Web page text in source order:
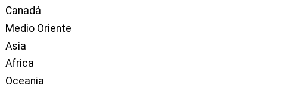
Canadá
Medio Oriente
Asia
Africa
Oceania